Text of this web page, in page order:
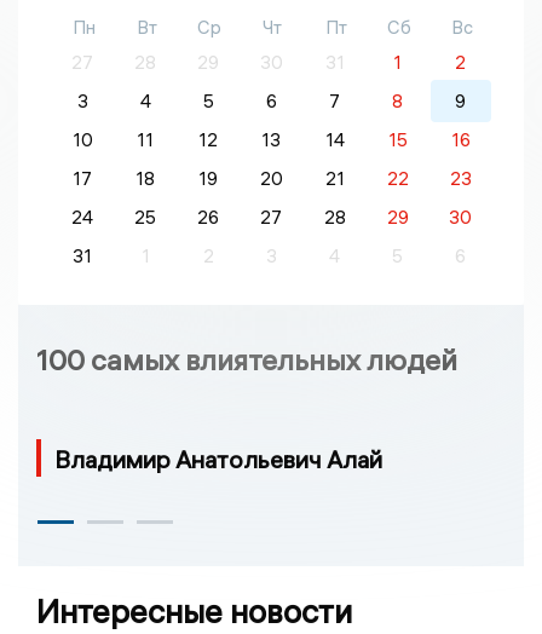
Пн Вт Ср Чт Пт Сб
Вс
27
28 29 30 31 1
2
3
4 5 6 7 8
9
10
11 12 13 14 15
16
17
18 19 20 21 22
23
24
25 26 27 28 29
30
31
1 2 3 4 5 6
100 самых влиятельных людей
Владимир Анатольевич Алай
Интересные новости